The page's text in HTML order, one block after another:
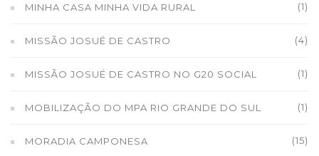
MINHA CASA MINHA VIDA RURAL (1)
MISSÃO JOSUÉ DE CASTRO (4)
MISSÃO JOSUÉ DE CASTRO NO G20 SOCIAL (1)
MOBILIZAÇÃO DO MPA RIO GRANDE DO SUL (1)
MORADIA CAMPONESA (15)